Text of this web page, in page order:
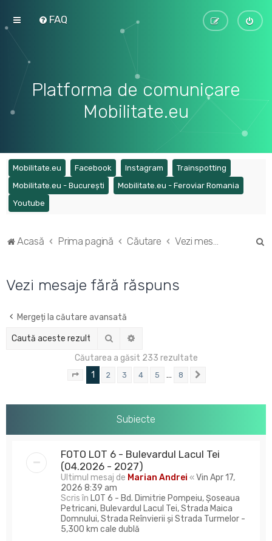
FAQ
Platforma de comunicare
Mobilitate.eu
Mobilitate.eu (Opens a new tab)
Facebook (Opens a new tab)
Instagram (Opens a new tab)
Trainspotting
Mobilitate.eu - București (Opens a new tab)
Mobilitate.eu - Feroviar Romania
Youtube
Acasă Prima pagină Căutare Vezi mesaje fără răspuns
Vezi mesaje fără răspuns
Mergeți la căutare avansată
Căutare
Căutarea a găsit 233 rezultate
Pagina1 din
1 2 3 4 5 … 8
Subiecte
FOTO LOT 6 - Bulevardul Lacul Tei
(04.2026 - 2027)
Ultimul mesaj de Marian Andrei «Vin Apr 17,
2026 8:39 am
Scris în LOT 6 - Bd. Dimitrie Pompeiu, Șoseaua
Petricani, Bulevardul Lacul Tei, Strada Maica
Domnului, Strada Reînvierii și Strada Turmelor -
5,300 km cale dublă